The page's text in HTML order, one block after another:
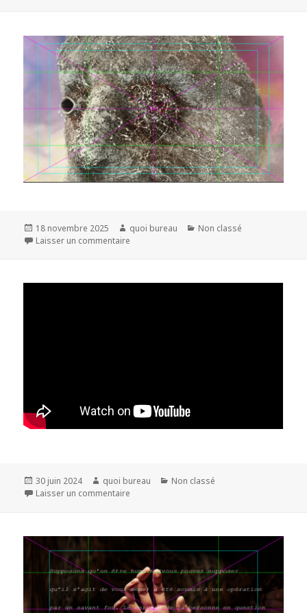
Publié
le
18 novembre 2025 Auteur
quoi bureau Catégories
Non classé
Laisser un commentaire
Publié
le
30 juin 2024 Auteur
quoi bureau Catégories
Non classé
Laisser un commentaire